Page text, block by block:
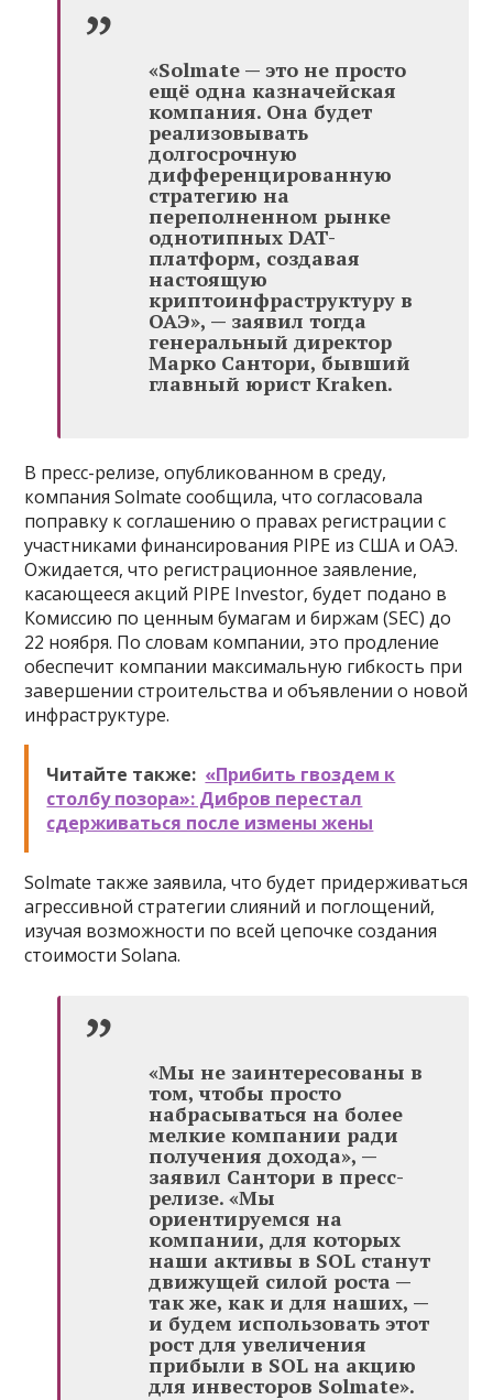
«Solmate — это не просто
ещё одна казначейская
компания. Она будет
реализовывать
долгосрочную
дифференцированную
стратегию на
переполненном рынке
однотипных DAT-
платформ, создавая
настоящую
криптоинфраструктуру в
ОАЭ», — заявил тогда
генеральный директор
Марко Сантори, бывший
главный юрист Kraken.
В пресс-релизе, опубликованном в среду,
компания Solmate сообщила, что согласовала
поправку к соглашению о правах регистрации с
участниками финансирования PIPE из США и ОАЭ.
Ожидается, что регистрационное заявление,
касающееся акций PIPE Investor, будет подано в
Комиссию по ценным бумагам и биржам (SEC) до
22 ноября. По словам компании, это продление
обеспечит компании максимальную гибкость при
завершении строительства и объявлении о новой
инфраструктуре.
Читайте также: «Прибить гвоздем к
столбу позора»: Дибров перестал
сдерживаться после измены жены
Solmate также заявила, что будет придерживаться
агрессивной стратегии слияний и поглощений,
изучая возможности по всей цепочке создания
стоимости Solana.
«Мы не заинтересованы в
том, чтобы просто
набрасываться на более
мелкие компании ради
получения дохода», —
заявил Сантори в пресс-
релизе. «Мы
ориентируемся на
компании, для которых
наши активы в SOL станут
движущей силой роста —
так же, как и для наших, —
и будем использовать этот
рост для увеличения
прибыли в SOL на акцию
для инвесторов Solmate».